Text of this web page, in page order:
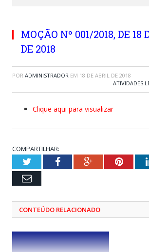
MOÇÃO Nº 001/2018, DE 18
DE 2018
POR ADMINISTRADOR EM 18 DE ABRIL DE 2018
ATIVIDADES
Clique aqui para visualizar
COMPARTILHAR:
TwitterFacebookGoogle+
Email
CONTEÚDO RELACIONADO